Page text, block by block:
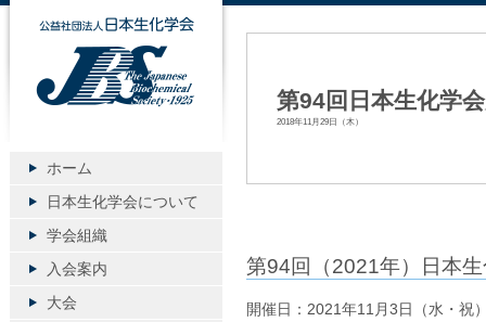
第94回日本生化学
2018年11月29日（木）
第94回（2021年）日本
開催日：2021年11月3日（水・祝
公益社団法人日本生化学会
ホーム
日本生化学会について
学会組織
入会案内
大会